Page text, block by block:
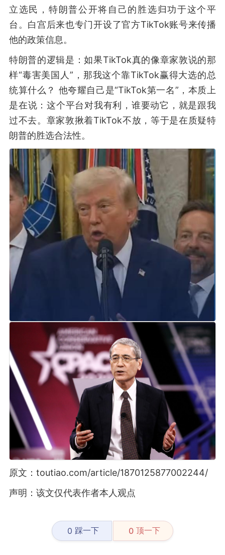
立选民，特朗普公开将自己的胜选归功于这个平
台。白宫后来也专门开设了官方TikTok账号来传播
他的政策信息。
特朗普的逻辑是：如果TikTok真的像章家敦说的那
样“毒害美国人”，那我这个靠TikTok赢得大选的总
统算什么？ 他夸耀自己是“TikTok第一名”，本质上
是在说：这个平台对我有利，谁要动它，就是跟我
过不去。章家敦揪着TikTok不放，等于是在质疑特
朗普的胜选合法性。
原文：toutiao.com/article/1870125877002244/
声明：该文仅代表作者本人观点
0 踩一下 0 顶一下